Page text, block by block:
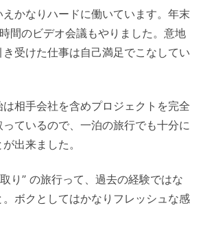
かなりハードに働いています。年末
間のビデオ会議もやりました。意地
受けた仕事は自己満足でこなしてい
相手会社を含めプロジェクトを完全
ているので、一泊の旅行でも十分に
出来ました。
り” の旅行って、過去の経験ではな
ボクとしてはかなりフレッシュな感